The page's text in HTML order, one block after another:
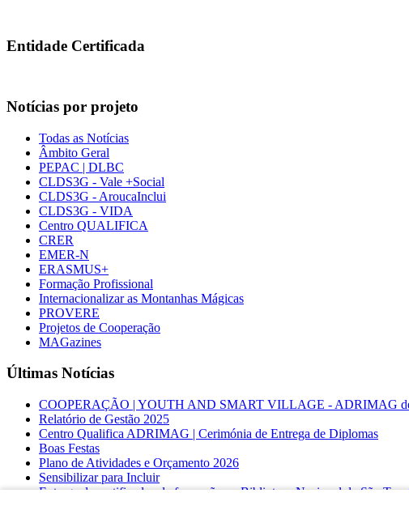
Entidade Certificada
Notícias por projeto
Todas as Notícias
Âmbito Geral
PEPAC | DLBC
CLDS3G - Vale +Social
CLDS3G - AroucaInclui
CLDS3G - VIDA
Centro QUALIFICA
CRER
EMER-N
ERASMUS+
Formação Profissional
Internacionalizar as Montanhas Mágicas
PROVERE
Projetos de Cooperação
MAGazines
Últimas Notícias
COOPERAÇÃO | YOUTH AND SMART VILLAGE - ADRIMAG
Relatório de Gestão 2025
Centro Qualifica ADRIMAG | Cerimónia de Entrega de Diplomas
Boas Festas
Plano de Atividades e Orçamento 2026
Sensibilizar para Incluir
Entrega de certificados de formação na Biblioteca Nacional de São